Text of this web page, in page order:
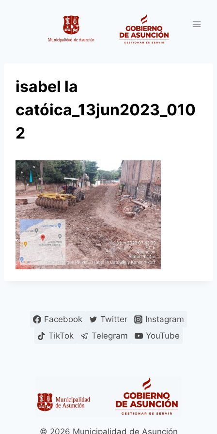
isabel la
catóica_13jun2023_010
2
Facebook Twitter
Instagram
TikTok
Telegram YouTube
© 2026 Municipalidad de Asunción